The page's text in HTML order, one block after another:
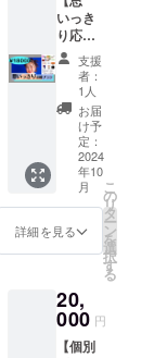
内への
持込み
を見つ
けた場
合は、
没収及
びチ
ケット
回収の
上、退
場とさ
せて頂
く場合
がござ
は、映
像収録
および
写真撮
のご相
談をさ
せてい
ただく
場合が
ござい
ます。
・会場
内で係
員の指
示及び
注意に
従わな
い場
合、入
断り、
または
ご退場
頂く場
ご入場
いただ
いた順
でお席
をお選
びいた
だけま
す。譲
り合っ
てご協
力いた
だける
と幸い
です。
係員よ
のご相
談をさ
せてい
ただく
払いく
ださい)
注意事
項： ・
チケッ
トはつ
きませ
んので
必ずチ
ケット
を購入
済みも
クラウ
ドファ
チケッ
トの
ページ
・カラ
オケ内
での動
画撮影
や写真
撮影は
禁止と
させて
いただ
きま
す。 ・
カラオ
の写真
撮影も
いただ
きます
が、
手サイ
ズ→約
W30xL
600mm
・素材 :
コット
ン
100%・
容量：
約19
リッ
ター）
③New
Tシャツ
■サイズ
だけま
す 【L
size】
身丈74
(special
box
ver.)」
CD(サ
イン入
り)を郵
送。
②Ache
rieより
サン
キュー
カード
3月31日
に発売
した16
曲入り
いっき
り応援
プラ
ン】 リ
ターン
内容：
①Ache
rieより
サン
キュー
カード
を同
封。 ②
オリジ
ナルThe
tポスト
カード2
枚組 (画
像参
支援
者：
1人
お届
け予
定：
2024
年10
月
詳細を見る
こ
の
リ
タ
ー
ン
を
選
択
す
る
20,
000 円
【個別